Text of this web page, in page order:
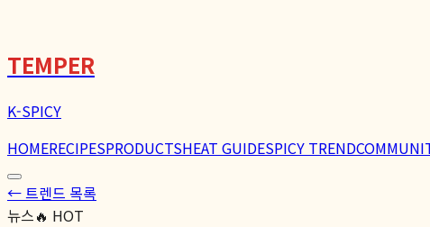
TEMPER
K-SPICY
HOMERECIPESPRODUCTSHEAT GUIDESPICY TREND
← 트렌드 목록
뉴스🔥 HOT